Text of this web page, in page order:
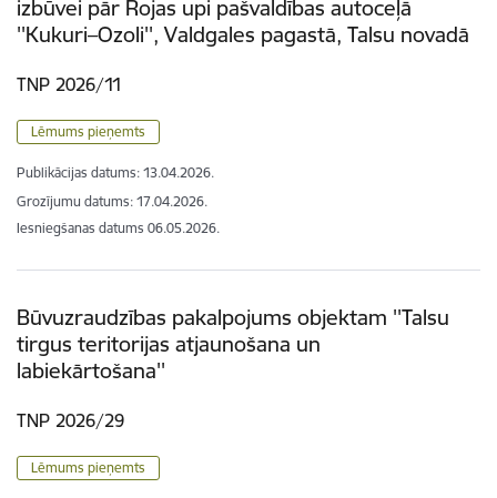
izbūvei pār Rojas upi pašvaldības autoceļā
''Kukuri–Ozoli'', Valdgales pagastā, Talsu novadā
TNP 2026/11
Lēmums pieņemts
Publikācijas datums: 13.04.2026.
Grozījumu datums: 17.04.2026.
Iesniegšanas datums 06.05.2026.
Būvuzraudzības pakalpojums objektam ''Talsu
tirgus teritorijas atjaunošana un
labiekārtošana''
TNP 2026/29
Lēmums pieņemts